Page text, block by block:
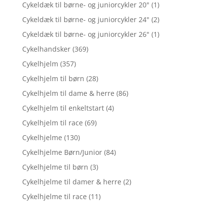
Cykeldæk til børne- og juniorcykler 20" (1)
Cykeldæk til børne- og juniorcykler 24" (2)
Cykeldæk til børne- og juniorcykler 26" (1)
Cykelhandsker (369)
Cykelhjelm (357)
Cykelhjelm til børn (28)
Cykelhjelm til dame & herre (86)
Cykelhjelm til enkeltstart (4)
Cykelhjelm til race (69)
Cykelhjelme (130)
Cykelhjelme Børn/Junior (84)
Cykelhjelme til børn (3)
Cykelhjelme til damer & herre (2)
Cykelhjelme til race (11)